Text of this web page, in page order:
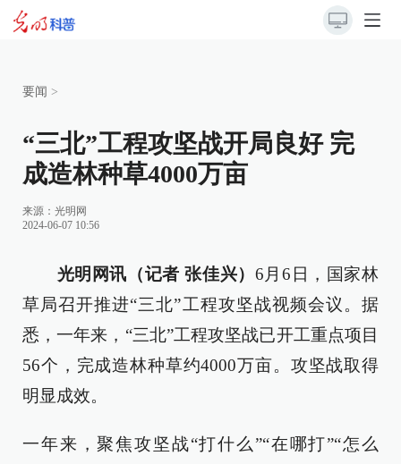
要闻 >
“三北”工程攻坚战开局良好 完
成造林种草4000万亩
来源： 光明网
2024-06-07 10:56
光明网讯（记者 张佳兴） 6月6日，国家林
草局召开推进“三北”工程攻坚战视频会议。据
悉，一年来，“三北”工程攻坚战已开工重点项目
56个，完成造林种草约4000万亩。攻坚战取得
明显成效。
一年来，聚焦攻坚战“打什么”“在哪打”“怎么